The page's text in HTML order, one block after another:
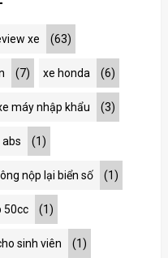
xe (63)
(7) xe honda (6)
máy nhập khẩu (3)
abs (1)
nộp lại biển số (1)
50cc (1)
sinh viên (1)